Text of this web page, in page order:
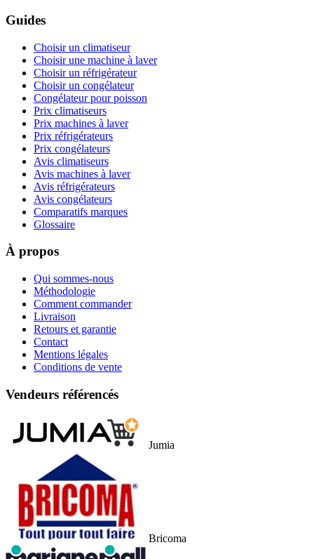
Guides
Choisir un climatiseur
Choisir une machine à laver
Choisir un réfrigérateur
Choisir un congélateur
Congélateur pour poisson
Prix climatiseurs
Prix machines à laver
Prix réfrigérateurs
Prix congélateurs
Avis climatiseurs
Avis machines à laver
Avis réfrigérateurs
Avis congélateurs
Comparatifs marques
Glossaire
À propos
Qui sommes-nous
Méthodologie
Comment commander
Livraison
Retours et garantie
Contact
Mentions légales
Conditions de vente
Vendeurs référencés
Jumia
Bricoma